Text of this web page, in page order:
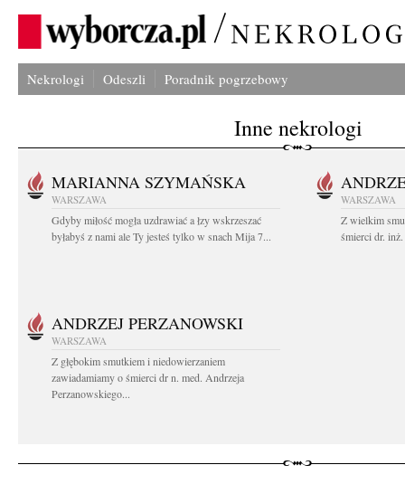
Nekrologi Odeszli Poradnik pogrzebowy
Inne nekrologi
MARIANNA SZYMAŃSKA
WARSZAWA
Gdyby miłość mogła uzdrawiać a łzy wskrzeszać
byłabyś z nami ale Ty jesteś tylko w snach Mija 7...
WARSZAWA
Z wielkim
śmierci dr.
ANDRZEJ PERZANOWSKI
WARSZAWA
Z głębokim smutkiem i niedowierzaniem
zawiadamiamy o śmierci dr n. med. Andrzeja
Perzanowskiego...